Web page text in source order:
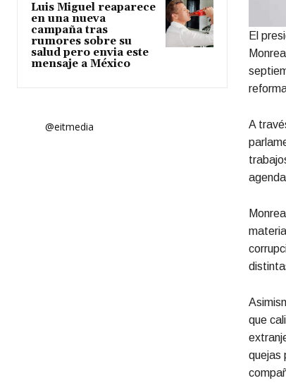
Luis Miguel reaparece
en una nueva
campaña tras
rumores sobre su
salud pero envia este
mensaje a México
@eitmedia
El
A
que
quejas